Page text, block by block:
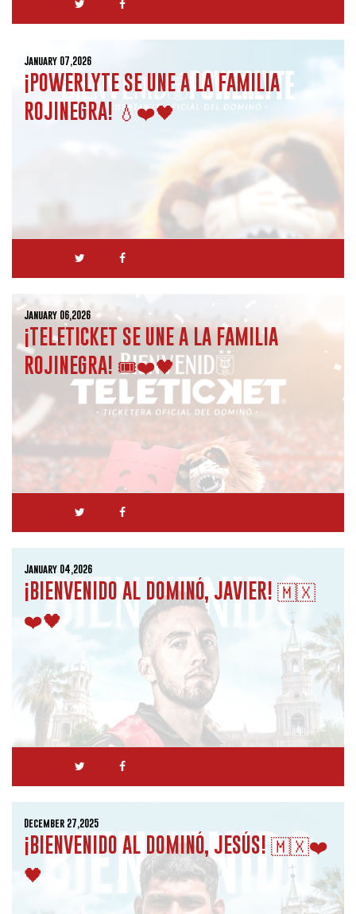
January 07,2026
¡POWERLYTE SE UNE A LA FAMILIA
ROJINEGRA! 💧❤️🖤
January 06,2026
¡TELETICKET SE UNE A LA FAMILIA
ROJINEGRA! 🎟️❤️🖤
January 04,2026
¡BIENVENIDO AL DOMINÓ, JAVIER! 🇲🇽
❤️🖤
December 27,2025
¡BIENVENIDO AL DOMINÓ, JESÚS! 🇲🇽❤️
🖤